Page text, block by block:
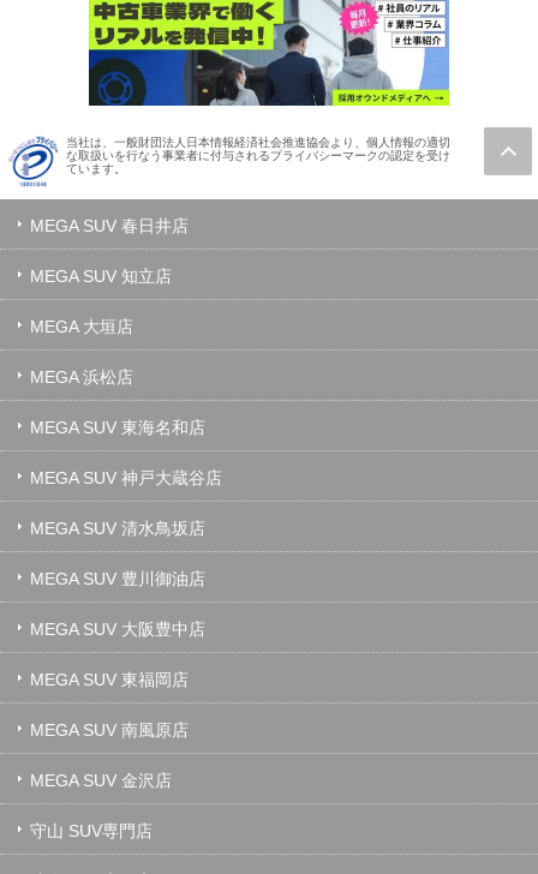
当社は、一般財団法人日本情報経済社会推進協会より、個人情報の適切
な取扱いを行なう事業者に付与されるプライバシーマークの認定を受け
ています。
MEGA SUV 春日井店
MEGA SUV 知立店
MEGA 大垣店
MEGA 浜松店
MEGA SUV 東海名和店
MEGA SUV 神戸大蔵谷店
MEGA SUV 清水鳥坂店
MEGA SUV 豊川御油店
MEGA SUV 大阪豊中店
MEGA SUV 東福岡店
MEGA SUV 南風原店
MEGA SUV 金沢店
守山 SUV専門店